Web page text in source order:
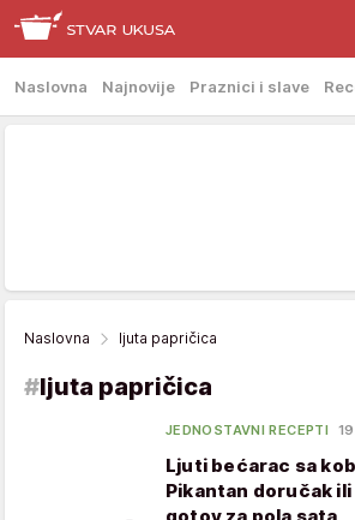
Naslovna Najnovije Praznici i slave
Naslovna ljuta papričica
#ljuta papričica
JEDNOSTAVNI RECEPTI
Ljuti bećarac sa
Pikantan doručak